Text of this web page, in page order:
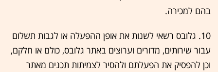
בהם למכירה.
10. גלובס רשאי לשנות את אופן ההפעלה או לגבות תשלום
עבור שירותים, מדורים וערוצים באתר גלובס, כולם או חלקם,
וכן להפסיק את הפעלתם ולהסיר לצמיתות תכנים מאתר